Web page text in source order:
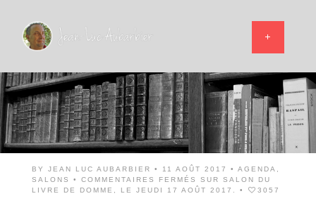
BY JEAN LUC AUBARBIER • 11 AOÛT 2017 • AGENDA
SALONS
• COMMENTAIRES FERMÉS
SUR SALON DU
LIVRE DE DOMME, LE JEUDI 17 AOÛT 2017.
• 3057